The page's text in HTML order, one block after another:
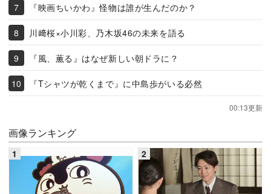
『映画ちいかわ』怪物は誰が生んだのか？
川﨑桜×小川彩、乃木坂46の未来を語る
『風、薫る』はなぜ新しい朝ドラに？
『Tシャツが乾くまで』に中島歩がいる必然
00:13更新
画像ランキング